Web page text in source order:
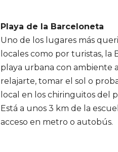
Playa de la Barceloneta
Uno de los lugares más
locales como por turistas, la
playa urbana con ambiente
relajarte, tomar el sol o
local en los chiringuitos del
Está a unos 3 km de la
acceso en metro o autobús.